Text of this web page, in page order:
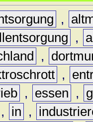
,
,
,
,
, essen ,
, in ,